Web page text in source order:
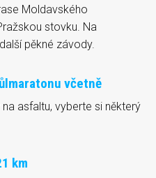
Moldavského
stovku. Na
pěkné závody.
včetně
asfaltu, vyberte si některý
km